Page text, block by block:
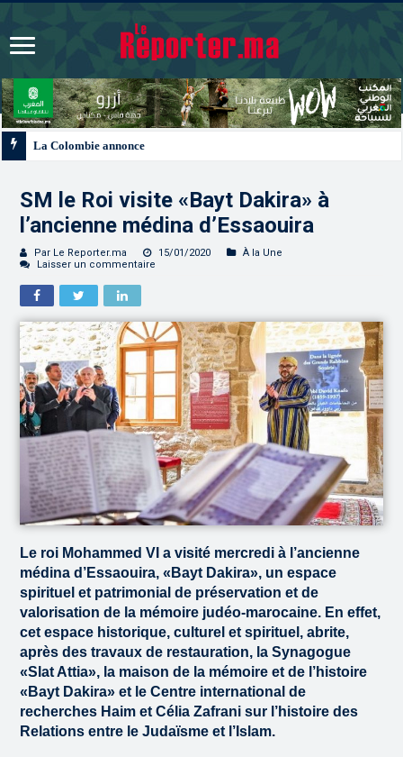
SM le Roi visite «Bayt Dakira» à
l’ancienne médina d’Essaouira
Par Le Reporter.ma 15/01/2020
À la Une
Laisser un commentaire
Le roi Mohammed VI a visité mercredi à l’ancienne
médina d’Essaouira, «Bayt Dakira», un espace
spirituel et patrimonial de préservation et de
valorisation de la mémoire judéo-marocaine. En effet,
cet espace historique, culturel et spirituel, abrite,
après des travaux de restauration, la Synagogue
«Slat Attia», la maison de la mémoire et de l’histoire
«Bayt Dakira» et le Centre international de
recherches Haim et Célia Zafrani sur l’histoire des
Relations entre le Judaïsme et l’Islam.